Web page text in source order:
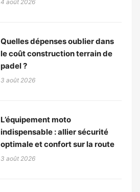
4 août 2026
Quelles dépenses oublier dans
le coût construction terrain de
padel ?
3 août 2026
L’équipement moto
indispensable : allier sécurité
optimale et confort sur la route
3 août 2026